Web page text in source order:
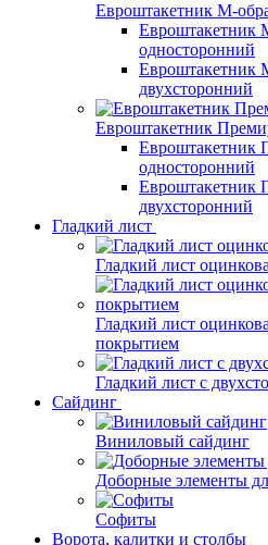
Евроштакетник М-
Евроштакетник
односторонний
Евроштакетник
двухсторонний
Евроштакетник
Евроштакетник
односторонний
Евроштакетник
двухсторонний
Гладкий лист
Гладкий лист
Гладкий лист
покрытием
Гладкий лист с
Сайдинг
Виниловый сайдинг
Доборные элементы
Софиты
Ворота, калитки и столбы